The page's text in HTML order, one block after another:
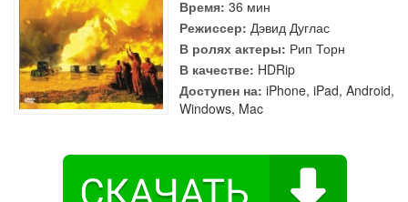
Время: 36 мин
Режиссер: Дэвид Дуглас
В ролях актеры: Рип Торн
В качестве: HDRip
Доступен на: iPhone, iPad, Android,
Windows, Mac